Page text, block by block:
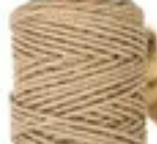
Projets Nouvelle Vie
Planification et StratégieInspiration
DurabilitéTendances
Projets Nouvelle Vie